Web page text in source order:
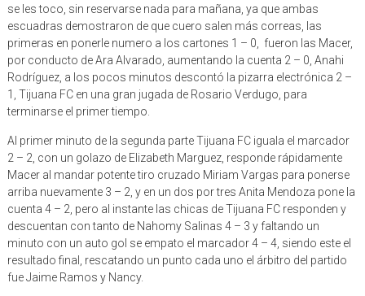
se les toco, sin reservarse nada para mañana, ya que ambas
escuadras demostraron de que cuero salen más correas, las
primeras en ponerle numero a los cartones 1 – 0, fueron las Macer,
por conducto de Ara Alvarado, aumentando la cuenta 2 – 0, Anahi
Rodríguez, a los pocos minutos descontó la pizarra electrónica 2 –
1, Tijuana FC en una gran jugada de Rosario Verdugo, para
terminarse el primer tiempo.
Al primer minuto de la segunda parte Tijuana FC iguala el marcador
2 – 2, con un golazo de Elizabeth Marguez, responde rápidamente
Macer al mandar potente tiro cruzado Miriam Vargas para ponerse
arriba nuevamente 3 – 2, y en un dos por tres Anita Mendoza pone la
cuenta 4 – 2, pero al instante las chicas de Tijuana FC responden y
descuentan con tanto de Nahomy Salinas 4 – 3 y faltando un
minuto con un auto gol se empato el marcador 4 – 4, siendo este el
resultado final, rescatando un punto cada uno el árbitro del partido
fue Jaime Ramos y Nancy.